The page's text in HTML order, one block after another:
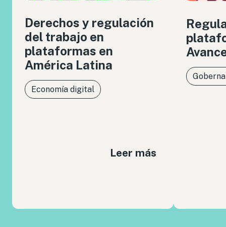
Derechos y regulación
del trabajo en
plataformas en
América Latina
Economía digital
Leer más